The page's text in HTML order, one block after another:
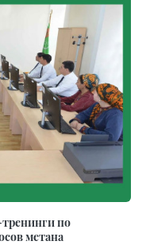
по
метана